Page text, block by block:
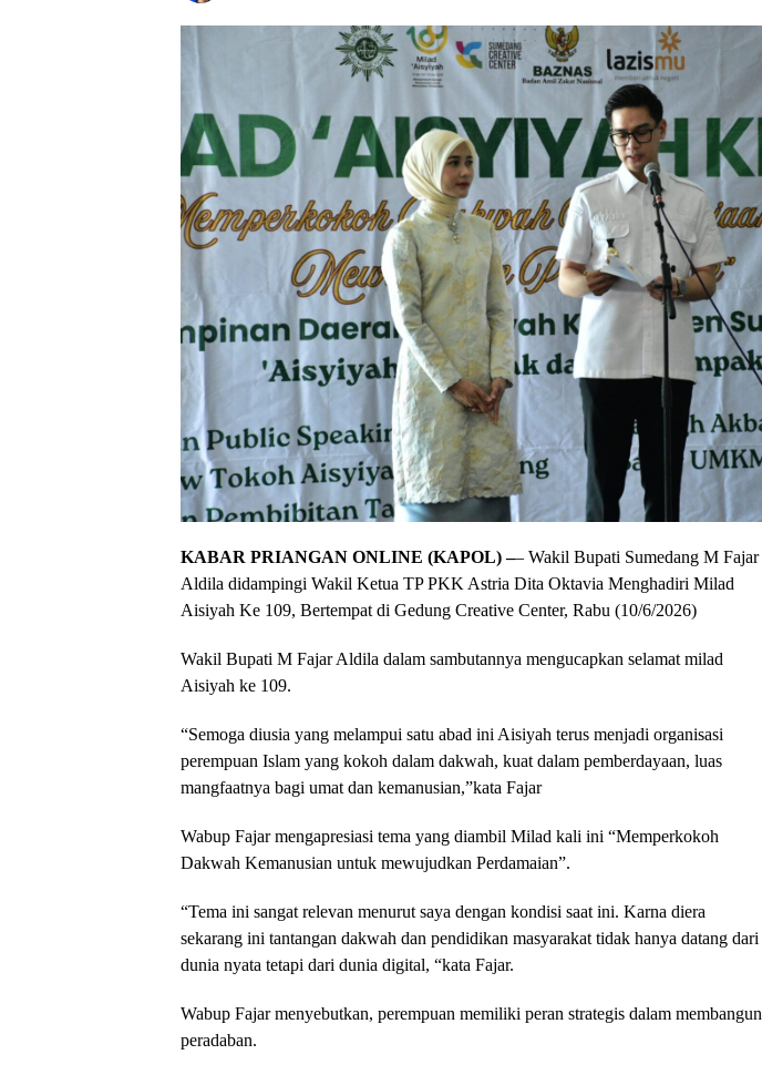
KABAR PRIANGAN ONLINE (KAPOL) –– Wakil Bupati Sumedang M Fajar
Aldila didampingi Wakil Ketua TP PKK Astria Dita Oktavia Menghadiri Milad
Aisiyah Ke 109, Bertempat di Gedung Creative Center, Rabu (10/6/2026)
Wakil Bupati M Fajar Aldila dalam sambutannya mengucapkan selamat milad
Aisiyah ke 109.
“Semoga diusia yang melampui satu abad ini Aisiyah terus menjadi organisasi
perempuan Islam yang kokoh dalam dakwah, kuat dalam pemberdayaan, luas
mangfaatnya bagi umat dan kemanusian,”kata Fajar
Wabup Fajar mengapresiasi tema yang diambil Milad kali ini “Memperkokoh
Dakwah Kemanusian untuk mewujudkan Perdamaian”.
“Tema ini sangat relevan menurut saya dengan kondisi saat ini. Karna diera
sekarang ini tantangan dakwah dan pendidikan masyarakat tidak hanya datang dari
dunia nyata tetapi dari dunia digital, “kata Fajar.
Wabup Fajar menyebutkan, perempuan memiliki peran strategis dalam membangun
peradaban.